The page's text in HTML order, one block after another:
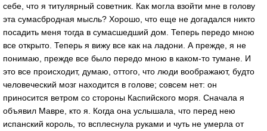
себе, что я титулярный советник. Как могла взойти мне в голову
эта сумасбродная мысль? Хорошо, что еще не догадался никто
посадить меня тогда в сумасшедший дом. Теперь передо мною
все открыто. Теперь я вижу все как на ладони. А прежде, я не
понимаю, прежде все было передо мною в каком-то тумане. И
это все происходит, думаю, оттого, что люди воображают, будто
человеческий мозг находится в голове; совсем нет: он
приносится ветром со стороны Каспийского моря. Сначала я
объявил Мавре, кто я. Когда она услышала, что перед нею
испанский король, то всплеснула руками и чуть не умерла от